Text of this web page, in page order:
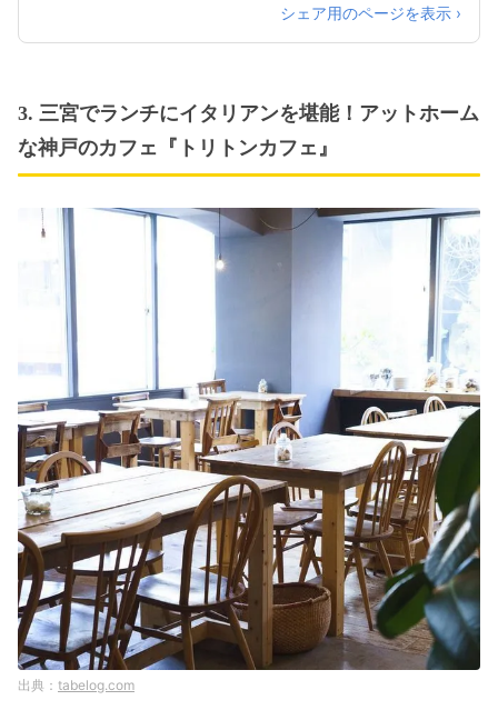
シェア用のページを表示 ›
3. 三宮でランチにイタリアンを堪能！アットホーム
な神戸のカフェ『トリトンカフェ』
tabelog.com